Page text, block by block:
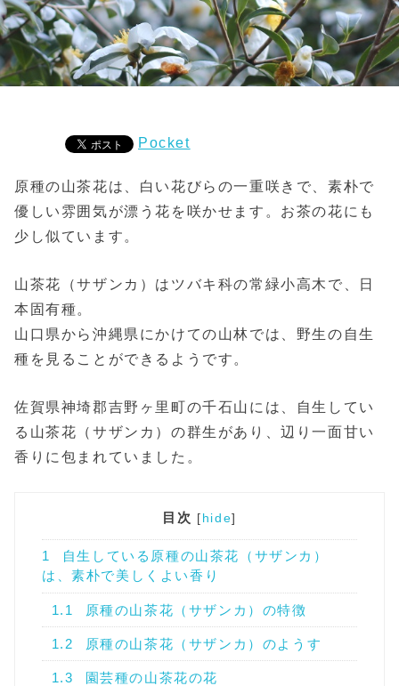
Pocket
原種の山茶花は、白い花びらの一重咲きで、素朴で
優しい雰囲気が漂う花を咲かせます。お茶の花にも
少し似ています。
山茶花（サザンカ）はツバキ科の常緑小高木で、日
本固有種。
山口県から沖縄県にかけての山林では、野生の自生
種を見ることができるようです。
佐賀県神埼郡吉野ヶ里町の千石山には、自生してい
る山茶花（サザンカ）の群生があり、辺り一面甘い
香りに包まれていました。
目次 [ hide]
1
自生している原種の山茶花（サザンカ）
は、素朴で美しくよい香り
1.1 原種の山茶花（サザンカ）の特徴
1.2 原種の山茶花（サザンカ）のようす
1.3 園芸種の山茶花の花